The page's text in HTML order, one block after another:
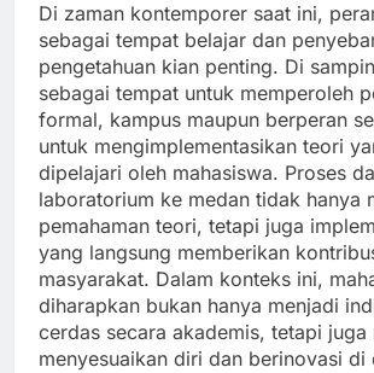
Di zaman kontemporer saat ini,
sebagai tempat belajar dan
pengetahuan kian penting. Di
sebagai tempat untuk memperoleh
formal, kampus maupun berperan
untuk mengimplementasikan teori
dipelajari oleh mahasiswa. Proses
laboratorium ke medan tidak hanya
pemahaman teori, tetapi juga
yang langsung memberikan
masyarakat. Dalam konteks ini,
diharapkan bukan hanya menjadi
cerdas secara akademis, tetapi juga
menyesuaikan diri dan berinovasi di